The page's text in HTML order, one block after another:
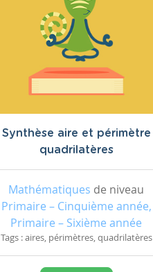
Synthèse aire et périmètre
quadrilatères
Mathématiques de niveau
Primaire – Cinquième année,
Primaire – Sixième année
Tags : aires, périmètres, quadrilatères